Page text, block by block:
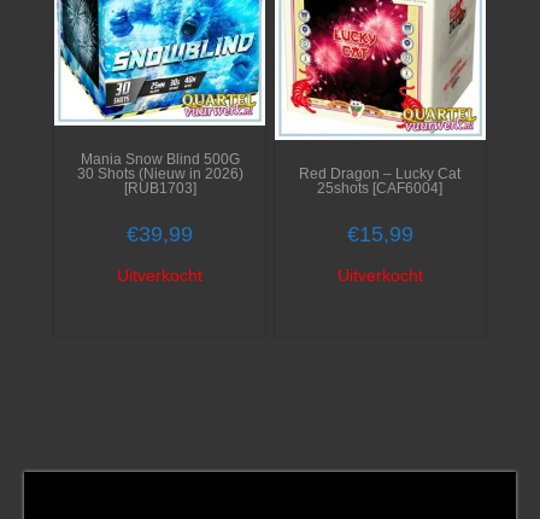
Mania Snow Blind 500G
30 Shots (Nieuw in 2026)
[RUB1703]
€39,99
Uitverkocht
Red Dragon – Lucky Cat
25shots [CAF6004]
€15,99
Uitverkocht